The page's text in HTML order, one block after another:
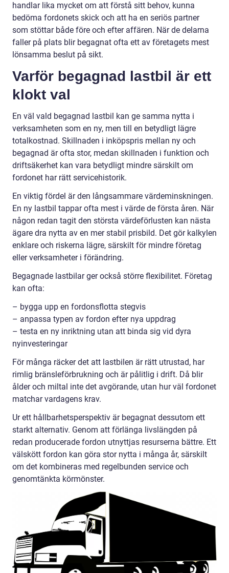
handlar lika mycket om att förstå sitt behov, kunna
bedöma fordonets skick och att ha en seriös partner
som stöttar både före och efter affären. När de delarna
faller på plats blir begagnat ofta ett av företagets mest
lönsamma beslut på sikt.
Varför begagnad lastbil är ett
klokt val
En väl vald begagnad lastbil kan ge samma nytta i
verksamheten som en ny, men till en betydligt lägre
totalkostnad. Skillnaden i inköpspris mellan ny och
begagnad är ofta stor, medan skillnaden i funktion och
driftsäkerhet kan vara betydligt mindre särskilt om
fordonet har rätt servicehistorik.
En viktig fördel är den långsammare värdeminskningen.
En ny lastbil tappar ofta mest i värde de första åren. När
någon redan tagit den största värdeförlusten kan nästa
ägare dra nytta av en mer stabil prisbild. Det gör kalkylen
enklare och riskerna lägre, särskilt för mindre företag
eller verksamheter i förändring.
Begagnade lastbilar ger också större flexibilitet. Företag
kan ofta:
– bygga upp en fordonsflotta stegvis
– anpassa typen av fordon efter nya uppdrag
– testa en ny inriktning utan att binda sig vid dyra
nyinvesteringar
För många räcker det att lastbilen är rätt utrustad, har
rimlig bränsleförbrukning och är pålitlig i drift. Då blir
ålder och miltal inte det avgörande, utan hur väl fordonet
matchar vardagens krav.
Ur ett hållbarhetsperspektiv är begagnat dessutom ett
starkt alternativ. Genom att förlänga livslängden på
redan producerade fordon utnyttjas resurserna bättre. Ett
välskött fordon kan göra stor nytta i många år, särskilt
om det kombineras med regelbunden service och
genomtänkta körmönster.